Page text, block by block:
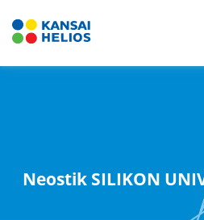
Neostik SILIKON
O nas